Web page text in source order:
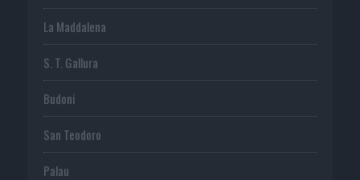
La Maddalena
S. T. Gallura
Budoni
San Teodoro
Palau